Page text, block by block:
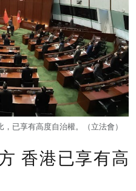
已享有高度自治權。（立法會）
香港已享有高